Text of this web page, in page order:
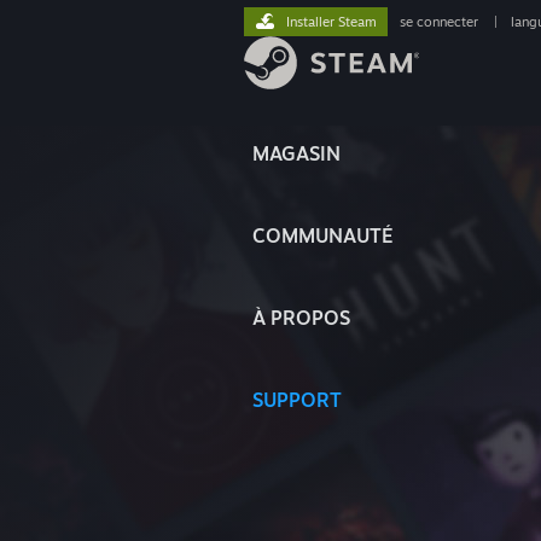
MAGASIN
COMMUNAUTÉ
À PROPOS
SUPPORT
Installer Steam se connecter